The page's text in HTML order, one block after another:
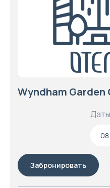
Wyndham Garden
Забронировать